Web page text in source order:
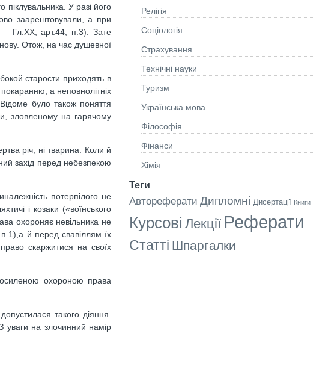
У разі його
заарештовували, а при
– Гл.ХХ, арт.44, п.3). Зате
Отож, на час душевної
старости приходять в
а неповнолітніх
було також поняття
зловленому на гарячому
річ, ні тварина. Коли й
захід перед небезпекою
потерпілого не
і козаки («воїнського
охороняє невільника не
й перед свавіллям їх
скаржитися на своїх
охороною права
такого діяння.
на злочинний намір
Релігія
Соціологія
Страхування
Технічні науки
Туризм
Українська мова
Філософія
Фінанси
Хімія
Теги
Автореферати Дипломні Дисертації Книги
Курсові Лекції Реферати
Статті Шпаргалки